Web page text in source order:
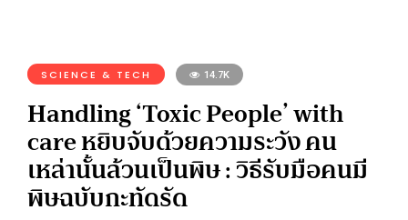
SCIENCE & TECH 14.7K
Handling ‘Toxic People’ with
care หยิบจับด้วยความระวัง คน
เหล่านั้นล้วนเป็นพิษ : วิธีรับมือคนมี
พิษฉบับกะทัดรัด